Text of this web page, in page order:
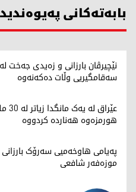
بابەتەکانی
نێچیرڤان بارزانی و زەیدی جەخت
سەقامگیریی وڵات دەکەنەوە
هورمزەوە هەناردە کردووە
پەیامی هاوخەمیی سەرۆک
موزەفەر شافعی